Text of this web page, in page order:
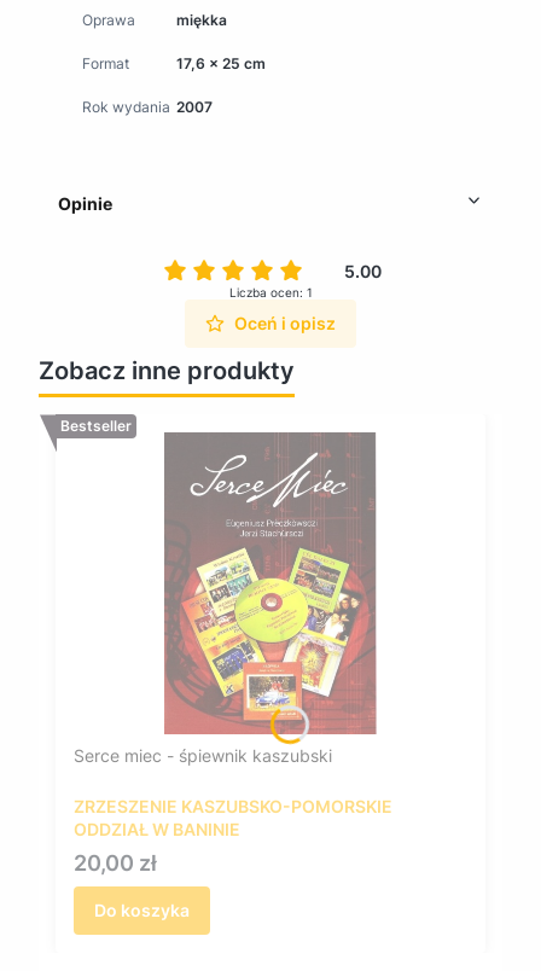
Oprawa miękka
Format 17,6 x 25 cm
Rok wydania 2007
Opinie
5.00
Liczba ocen: 1
Oceń i opisz
Zobacz inne produkty
Bestseller
Serce miec - śpiewnik kaszubski
ZRZESZENIE KASZUBSKO-POMORSKIE
ODDZIAŁ W BANINIE
Cena
20,00 zł
Do koszyka